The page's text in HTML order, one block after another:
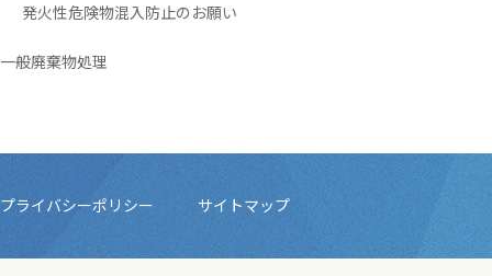
発火性危険物混入防止のお願い
一般廃棄物処理
プライバシーポリシー サイトマップ